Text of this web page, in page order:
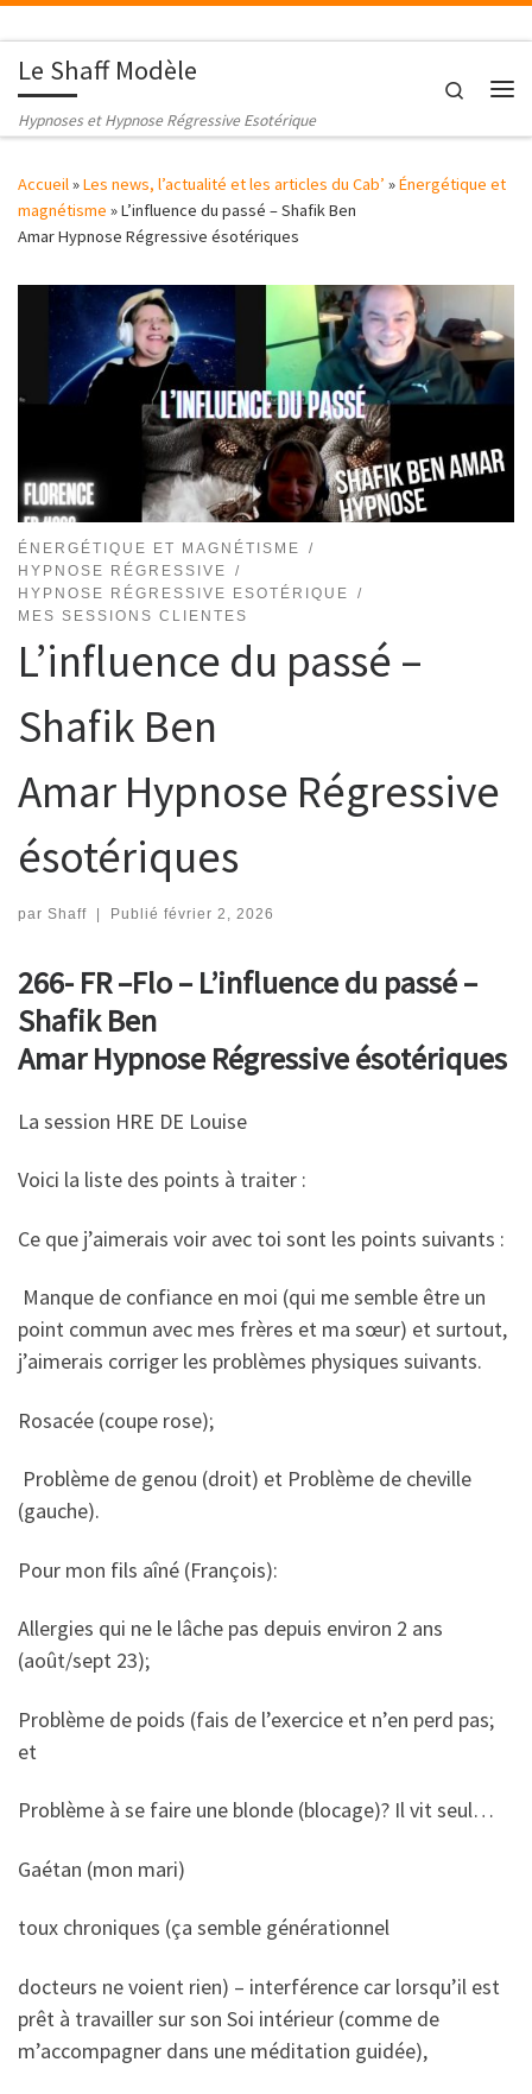
Le Shaff Modèle
Hypnoses et Hypnose Régressive Esotérique
Search
Accueil»Les news, l’actualité et les articles du Cab’ »Énergétique et
magnétisme »L’influence du passé – Shafik Ben
Amar Hypnose Régressive ésotériques
ÉNERGÉTIQUE ET MAGNÉTISME
HYPNOSE RÉGRESSIVE
HYPNOSE RÉGRESSIVE ESOTÉRIQUE
MES SESSIONS CLIENTES
L’influence du passé –
Shafik Ben
Amar Hypnose Régressive
ésotériques
par Shaff Publié février 2, 2026
266- FR –Flo – L’influence du passé –
Shafik Ben
Amar Hypnose Régressive ésotériques
La session HRE DE Louise
Voici la liste des points à traiter :
Ce que j’aimerais voir avec toi sont les points suivants :
Manque de confiance en moi (qui me semble être un
point commun avec mes frères et ma sœur) et surtout,
j’aimerais corriger les problèmes physiques suivants.
Rosacée (coupe rose);
Problème de genou (droit) et Problème de cheville
(gauche).
Pour mon fils aîné (François):
Allergies qui ne le lâche pas depuis environ 2 ans
(août/sept 23);
Problème de poids (fais de l’exercice et n’en perd pas;
et
Problème à se faire une blonde (blocage)? Il vit seul…
Gaétan (mon mari)
toux chroniques (ça semble générationnel
docteurs ne voient rien) – interférence car lorsqu’il est
prêt à travailler sur son Soi intérieur (comme de
m’accompagner dans une méditation guidée),